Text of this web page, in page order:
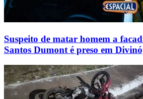
Suspeito de matar homem a
Santos Dumont é preso em